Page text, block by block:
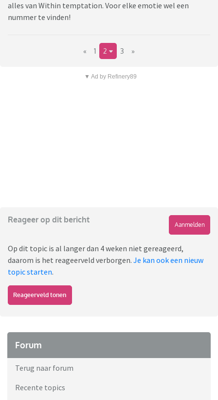
alles van Within temptation. Voor elke emotie wel een
nummer te vinden!
« 1 2 3 »
▼ Ad by Refinery89
Reageer op dit bericht
Aanmelden
Op dit topic is al langer dan 4 weken niet gereageerd,
daarom is het reageerveld verborgen. Je kan ook een nieuw
topic starten.
Reageerveld tonen
Forum
Terug naar forum
Recente topics